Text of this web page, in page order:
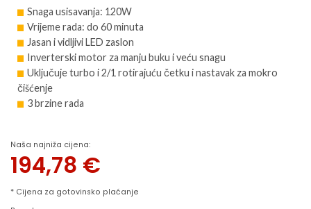
Snaga usisavanja: 120W
Vrijeme rada: do 60 minuta
Jasan i vidljivi LED zaslon
Inverterski motor za manju buku i veću snagu
Uključuje turbo i 2/1 rotirajuću četku i nastavak za mokro
čišćenje
3 brzine rada
Naša najniža cijena:
194,78 €
* Cijena za gotovinsko plaćanje